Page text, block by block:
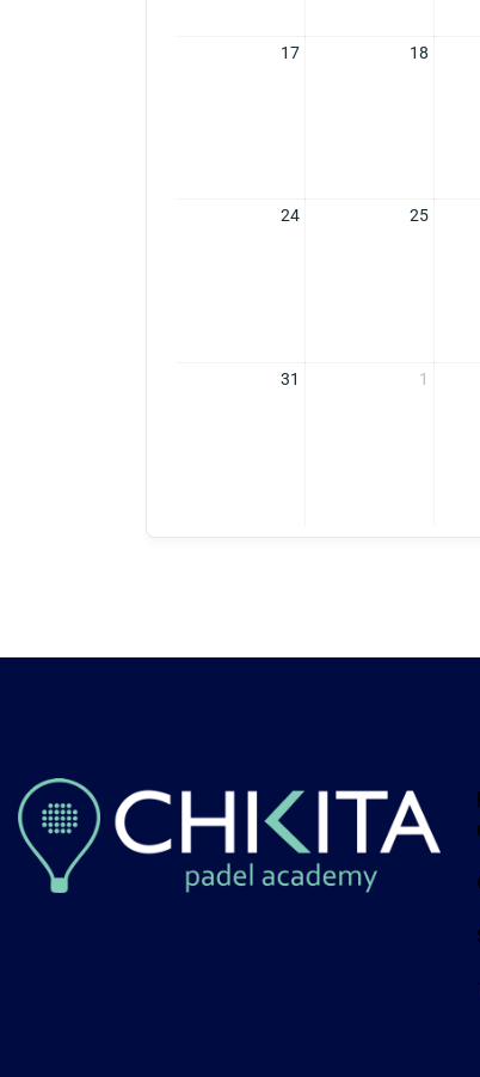
17 18
24 25
31 1